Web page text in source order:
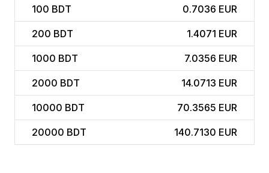
100 BDT 0.7036 EUR
200 BDT 1.4071 EUR
1000 BDT 7.0356 EUR
2000 BDT 14.0713 EUR
10000 BDT 70.3565 EUR
20000 BDT 140.7130 EUR